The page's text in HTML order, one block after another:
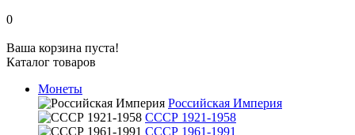
0
Ваша корзина пуста!
Каталог товаров
Монеты
Российская Империя
СССР 1921-1958
СССР 1961-1991